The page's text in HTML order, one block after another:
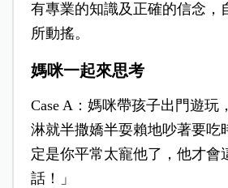
有專業的知識及正確的信念，
所動搖。
媽咪一起來思考
Case A：媽咪帶孩子出門遊玩
淋就半撒嬌半耍賴地吵著要吃
定是你平常太寵他了，他才會
話！」